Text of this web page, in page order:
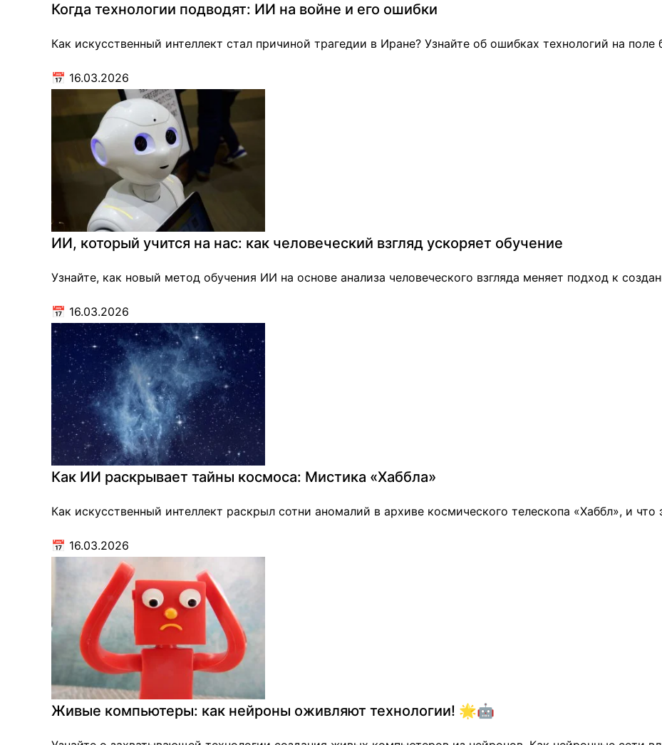
Когда технологии подводят: ИИ на войне и его ошибки
Как искусственный интеллект стал причиной трагедии в Иране? Узнайте об ошибках технологий на поле
📅 16.03.2026
ИИ, который учится на нас: как человеческий взгляд ускоряет обучение
Узнайте, как новый метод обучения ИИ на основе анализа человеческого взгляда меняет подход к
📅 16.03.2026
Как ИИ раскрывает тайны космоса: Мистика «Хаббла»
Как искусственный интеллект раскрыл сотни аномалий в архиве космического телескопа «Хаббл», и
📅 16.03.2026
Живые компьютеры: как нейроны оживляют технологии! 🌟🤖